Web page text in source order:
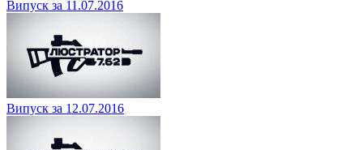
Випуск за 11.07.2016
Випуск за 12.07.2016